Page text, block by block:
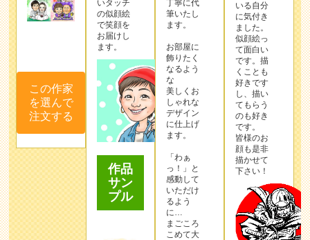
この作家
を選んで
注文する
いタッチ
の似顔絵
で笑顔を
お届けし
ます。
作品
サン
プル
丁寧に代
筆いたし
ます。
お部屋に
飾りたく
なるよう
な
美しくお
しゃれな
デザイン
に仕上げ
ます。
「わぁ
っ！」と
感動して
いただけ
るよう
に…
まごころ
こめて大
いる自分
に気付き
ました。
似顔絵っ
て面白い
です。描
くことも
好きです
し、描い
てもらう
のも好き
です。
皆様のお
顔も是非
描かせて
下さい！